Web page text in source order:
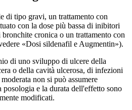
di tipo gravi, un trattamento con
con la dose più bassa di inibitori
cronica o un trattamento con
«Dosi sildenafil e Augmentin»).
di uno sviluppo di ulcere della
o della cavità ulcerosa, di infezioni
non si può assumere
e la durata dell'effetto sono
modificati.